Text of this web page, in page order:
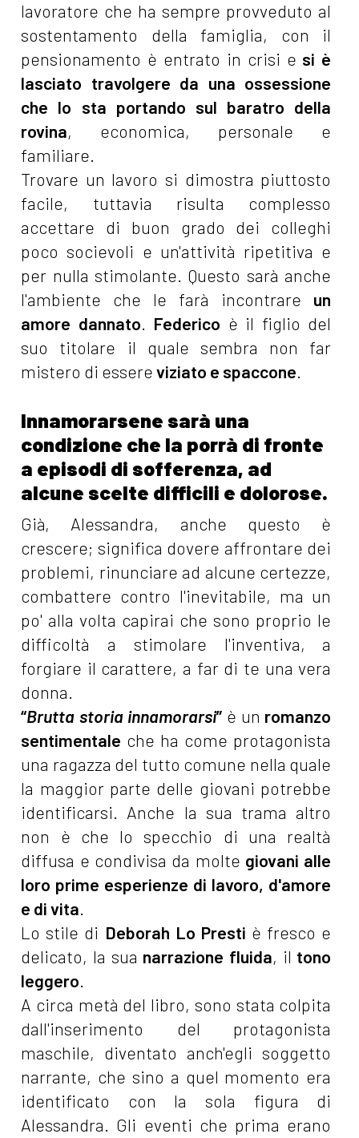
lavoratore che ha sempre provveduto al
sostentamento della famiglia, con il
pensionamento è entrato in crisi e si è
lasciato travolgere da una ossessione
che lo sta portando sul baratro della
rovina, economica, personale e
familiare.
Trovare un lavoro si dimostra piuttosto
facile, tuttavia risulta complesso
accettare di buon grado dei colleghi
poco socievoli e un'attività ripetitiva e
per nulla stimolante. Questo sarà anche
l'ambiente che le farà incontrare un
amore dannato. Federico è il figlio del
suo titolare il quale sembra non far
mistero di essere viziato e spaccone.
Innamorarsene sarà una
condizione che la porrà di fronte
a episodi di sofferenza, ad
alcune scelte difficili e dolorose.
Già, Alessandra, anche questo è
crescere; significa dovere affrontare dei
problemi, rinunciare ad alcune certezze,
combattere contro l'inevitabile, ma un
po' alla volta capirai che sono proprio le
difficoltà a stimolare l'inventiva, a
forgiare il carattere, a far di te una vera
donna.
“Brutta storia innamorarsi” è un romanzo
sentimentale che ha come protagonista
una ragazza del tutto comune nella quale
la maggior parte delle giovani potrebbe
identificarsi. Anche la sua trama altro
non è che lo specchio di una realtà
diffusa e condivisa da molte giovani alle
loro prime esperienze di lavoro, d'amore
e di vita.
Lo stile di Deborah Lo Presti è fresco e
delicato, la sua narrazione fluida, il tono
leggero.
A circa metà del libro, sono stata colpita
dall'inserimento del protagonista
maschile, diventato anch'egli soggetto
narrante, che sino a quel momento era
identificato con la sola figura di
Alessandra. Gli eventi che prima erano